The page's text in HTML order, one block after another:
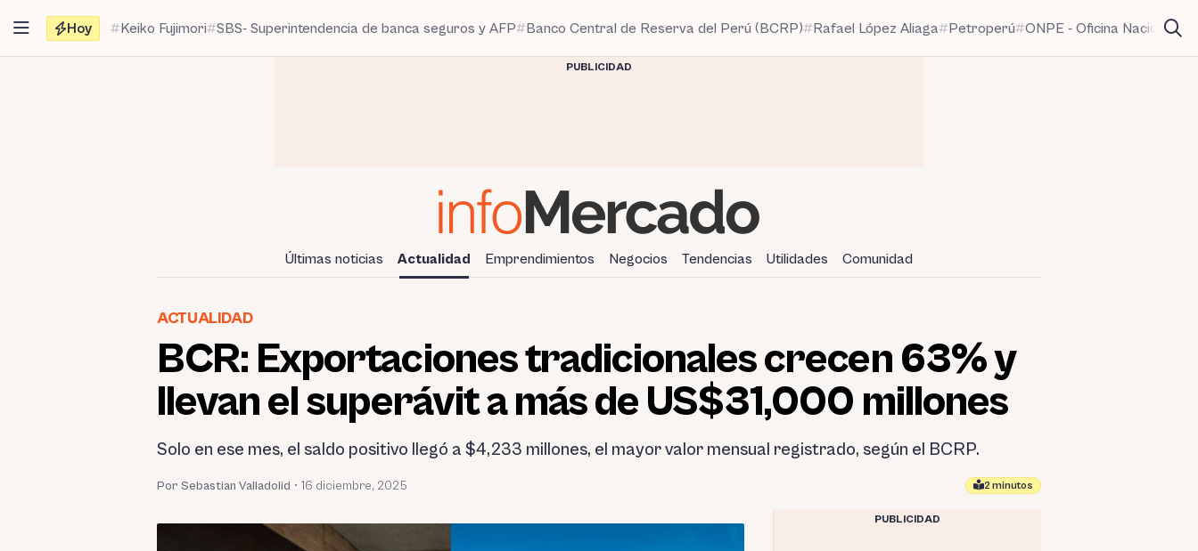
contenido
Hoy Keiko Fujimori SBS- Superintendencia de banca seguros y AFP Banco Central de Reserva del Perú (BCRP) Rafael López Aliaga Petroperú ONPE - Oficina Nacional
PUBLICIDAD
Últimas noticias Actualidad Emprendimientos Negocios Tendencias Utilidades Comunidad
ACTUALIDAD
BCR: Exportaciones tradicionales crecen 63% y
llevan el superávit a más de US$31,000 millones
Solo en ese mes, el saldo positivo llegó a $4,233 millones, el mayor valor mensual registrado, según el BCRP.
Por Sebastian Valladolid • 16 diciembre, 2025 2 minutos
PUBLICIDAD